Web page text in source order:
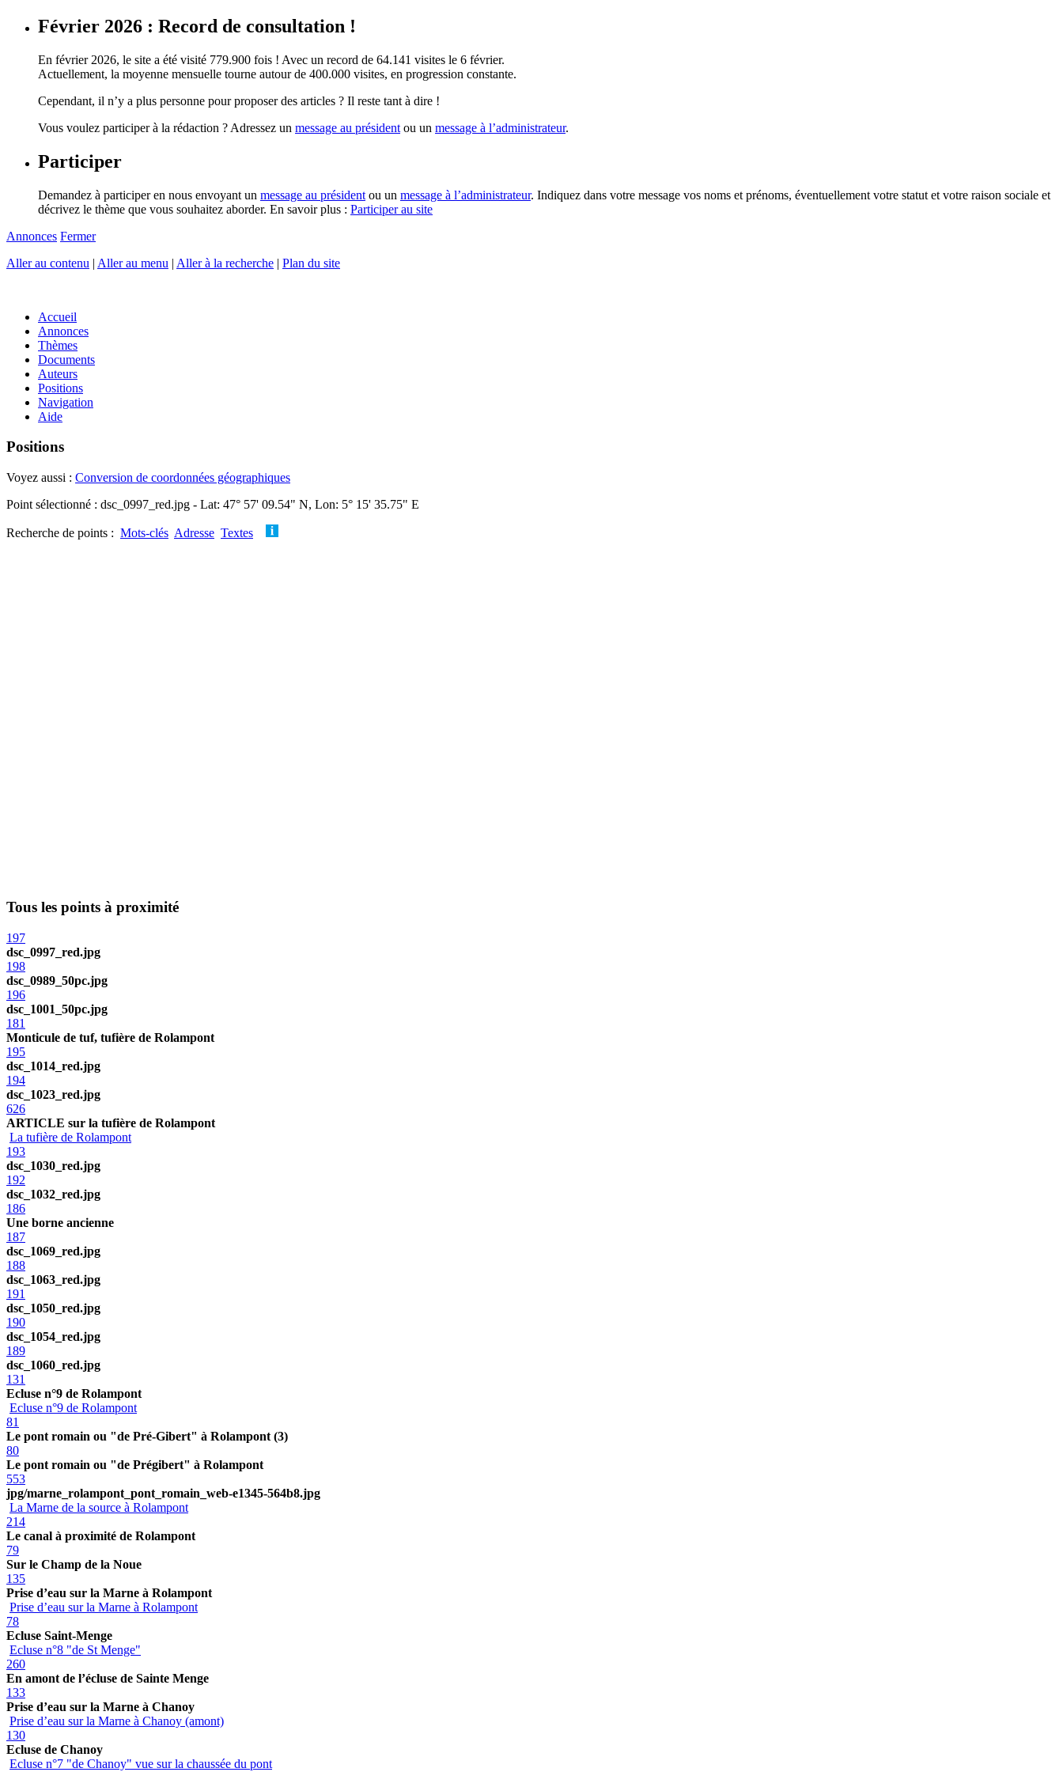
Février 2026 : Record de consultation !
En février 2026, le site a été visité 779.900 fois ! Avec un record de 64.141 visites le 6 février.
Actuellement, la moyenne mensuelle tourne autour de 400.000 visites, en progression constante.
Cependant, il n’y a plus personne pour proposer des articles ? Il reste tant à dire !
Vous voulez participer à la rédaction ? Adressez un message au président ou un message à l’administrateur.
Participer
Demandez à participer en nous envoyant un message au président ou un message à l’administrateur. Indiquez dans votre message vos noms et prénoms, éventuellement votre statut et votre raison sociale et
décrivez le thème que vous souhaitez aborder. En savoir plus : Participer au site
Annonces Fermer
Aller au contenu | Aller au menu | Aller à la recherche | Plan du site
Accueil
Annonces
Thèmes
Documents
Auteurs
Positions
Navigation
Aide
Positions
Voyez aussi : Conversion de coordonnées géographiques
Point sélectionné : dsc_0997_red.jpg - Lat: 47° 57' 09.54" N, Lon: 5° 15' 35.75" E
Recherche de points : Mots-clés Adresse Textes
Tous les points à proximité
197
dsc_0997_red.jpg
198
dsc_0989_50pc.jpg
196
dsc_1001_50pc.jpg
181
Monticule de tuf, tufière de Rolampont
195
dsc_1014_red.jpg
194
dsc_1023_red.jpg
626
ARTICLE sur la tufière de Rolampont
La tufière de Rolampont
193
dsc_1030_red.jpg
192
dsc_1032_red.jpg
186
Une borne ancienne
187
dsc_1069_red.jpg
188
dsc_1063_red.jpg
191
dsc_1050_red.jpg
190
dsc_1054_red.jpg
189
dsc_1060_red.jpg
131
Ecluse n°9 de Rolampont
Ecluse n°9 de Rolampont
81
Le pont romain ou "de Pré-Gibert" à Rolampont (3)
80
Le pont romain ou "de Prégibert" à Rolampont
553
jpg/marne_rolampont_pont_romain_web-e1345-564b8.jpg
La Marne de la source à Rolampont
214
Le canal à proximité de Rolampont
79
Sur le Champ de la Noue
135
Prise d’eau sur la Marne à Rolampont
Prise d’eau sur la Marne à Rolampont
78
Ecluse Saint-Menge
Ecluse n°8 "de St Menge"
260
En amont de l’écluse de Sainte Menge
133
Prise d’eau sur la Marne à Chanoy
Prise d’eau sur la Marne à Chanoy (amont)
130
Ecluse de Chanoy
Ecluse n°7 "de Chanoy" vue sur la chaussée du pont